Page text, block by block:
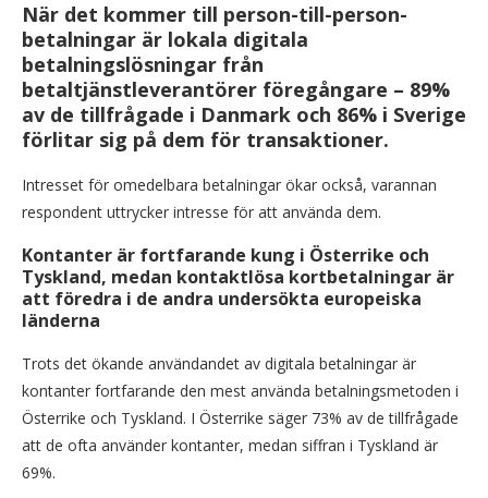
När det kommer till person-till-person-
betalningar är lokala digitala
betalningslösningar från
betaltjänstleverantörer föregångare – 89%
av de tillfrågade i Danmark och 86% i Sverige
förlitar sig på dem för transaktioner.
Intresset för omedelbara betalningar ökar också, varannan
respondent uttrycker intresse för att använda dem.
Kontanter är fortfarande kung i Österrike och
Tyskland, medan kontaktlösa kortbetalningar är
att föredra i de andra undersökta europeiska
länderna
Trots det ökande användandet av digitala betalningar är
kontanter fortfarande den mest använda betalningsmetoden i
Österrike och Tyskland. I Österrike säger 73% av de tillfrågade
att de ofta använder kontanter, medan siffran i Tyskland är
69%.